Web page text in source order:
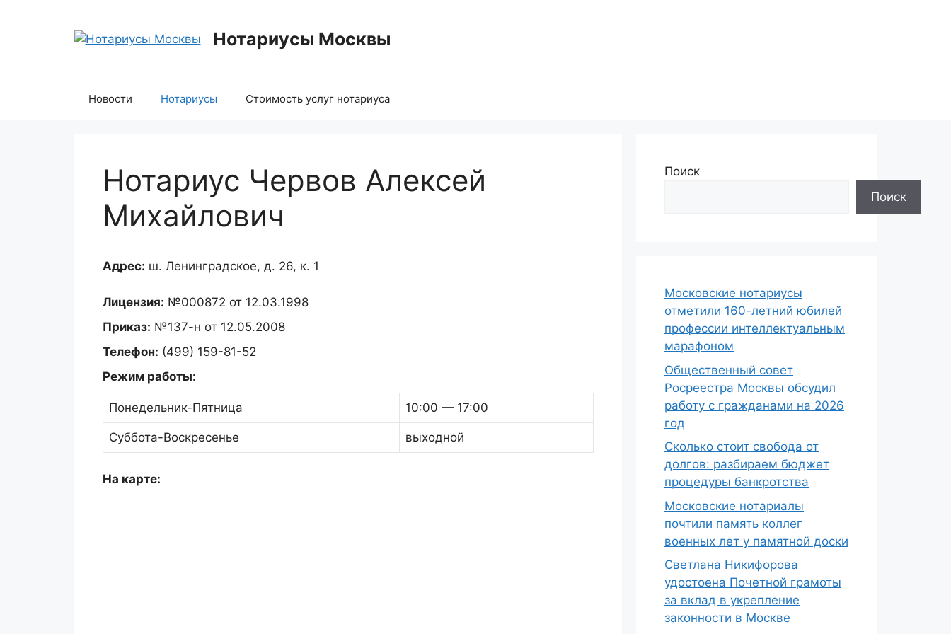
содержимому
Нотариусы Москвы
Новости Нотариусы Стоимость услуг нотариуса
Нотариус Червов Алексей
Михайлович
Адрес: ш. Ленинградское, д. 26, к. 1
Лицензия: №000872 от 12.03.1998
Приказ: №137-н от 12.05.2008
Телефон: (499) 159-81-52
Режим работы:
Понедельник-Пятница 10:00 — 17:00
Суббота-Воскресенье выходной
На карте:
Поиск
Поиск
Московские нотариусы
отметили 160-летний юбилей
профессии интеллектуальным
марафоном
Общественный совет
Росреестра Москвы обсудил
работу с гражданами на 2026
год
Сколько стоит свобода от
долгов: разбираем бюджет
процедуры банкротства
Московские нотариалы
почтили память коллег
военных лет у памятной доски
Светлана Никифорова
удостоена Почетной грамоты
за вклад в укрепление
законности в Москве